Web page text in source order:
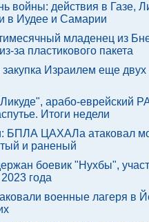
войны: действия в Газе,
в Иудее и Самарии
младенец из
за пластикового пакета
Израилем еще двух
арабо-еврейский
Итоги недели
БПЛА ЦАХАЛа атаковал
и раненый
боевик "Нухбы",
года
военные лагеря в